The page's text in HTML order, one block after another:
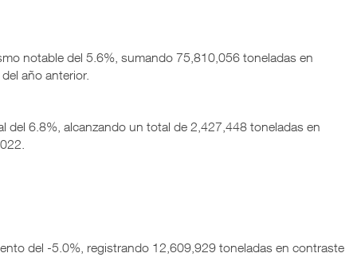
notable del 5.6%, sumando 75,810,056 toneladas en
año anterior.
del 6.8%, alcanzando un total de 2,427,448 toneladas en
del -5.0%, registrando 12,609,929 toneladas en contraste